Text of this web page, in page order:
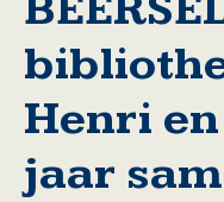
Henri
jaar